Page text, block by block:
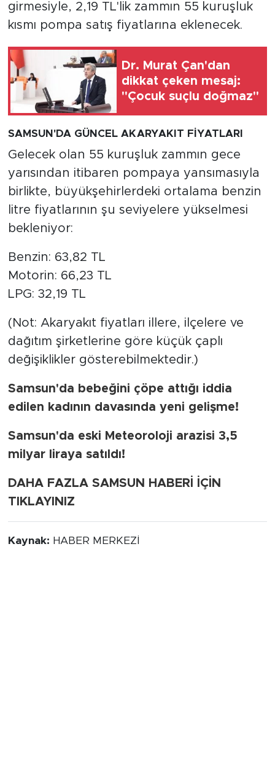
girmesiyle, 2,19 TL'lik zammın 55 kuruşluk
kısmı pompa satış fiyatlarına eklenecek.
Dr. Murat Çan'dan
dikkat çeken mesaj:
"Çocuk suçlu doğmaz"
SAMSUN'DA GÜNCEL AKARYAKIT FİYATLARI
Gelecek olan 55 kuruşluk zammın gece
yarısından itibaren pompaya yansımasıyla
birlikte, büyükşehirlerdeki ortalama benzin
litre fiyatlarının şu seviyelere yükselmesi
bekleniyor:
Benzin: 63,82 TL
Motorin: 66,23 TL
LPG: 32,19 TL
(Not: Akaryakıt fiyatları illere, ilçelere ve
dağıtım şirketlerine göre küçük çaplı
değişiklikler gösterebilmektedir.)
Samsun'da bebeğini çöpe attığı iddia
edilen kadının davasında yeni gelişme!
Samsun'da eski Meteoroloji arazisi 3,5
milyar liraya satıldı!
DAHA FAZLA SAMSUN HABERİ İÇİN
TIKLAYINIZ
Kaynak: HABER MERKEZİ